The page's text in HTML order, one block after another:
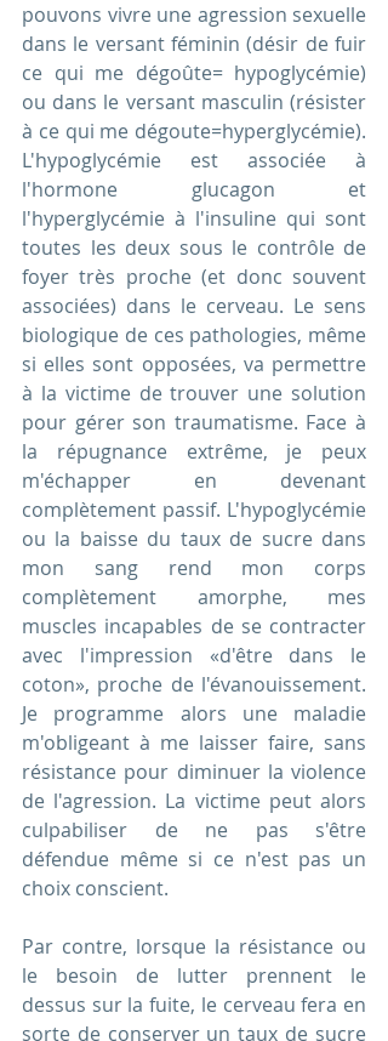
pouvons vivre une agression sexuelle
dans le versant féminin (désir de fuir
ce qui me dégoûte= hypoglycémie)
ou dans le versant masculin (résister
à ce qui me dégoute=hyperglycémie).
L'hypoglycémie est associée à
l'hormone glucagon et
l'hyperglycémie à l'insuline qui sont
toutes les deux sous le contrôle de
foyer très proche (et donc souvent
associées) dans le cerveau. Le sens
biologique de ces pathologies, même
si elles sont opposées, va permettre
à la victime de trouver une solution
pour gérer son traumatisme. Face à
la répugnance extrême, je peux
m'échapper en devenant
complètement passif. L'hypoglycémie
ou la baisse du taux de sucre dans
mon sang rend mon corps
complètement amorphe, mes
muscles incapables de se contracter
avec l'impression «d'être dans le
coton», proche de l'évanouissement.
Je programme alors une maladie
m'obligeant à me laisser faire, sans
résistance pour diminuer la violence
de l'agression. La victime peut alors
culpabiliser de ne pas s'être
défendue même si ce n'est pas un
choix conscient.
Par contre, lorsque la résistance ou
le besoin de lutter prennent le
dessus sur la fuite, le cerveau fera en
sorte de conserver un taux de sucre